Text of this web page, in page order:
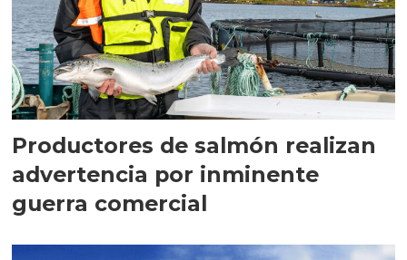
Productores de salmón realizan
advertencia por inminente
guerra comercial